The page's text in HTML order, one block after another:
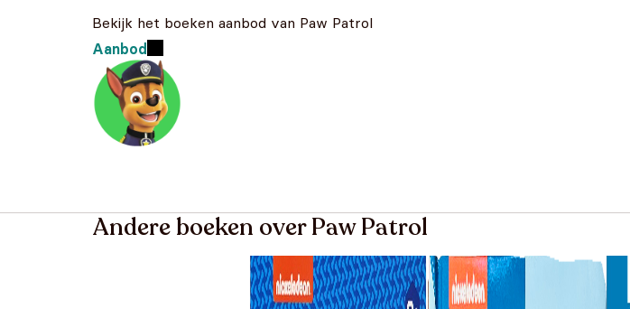
Bekijk het boeken aanbod van Paw Patrol
Aanbod
Andere boeken over Paw Patrol